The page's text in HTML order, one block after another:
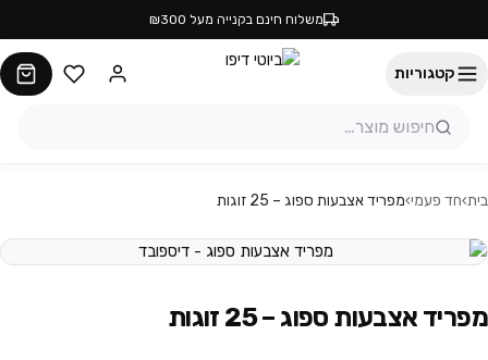
משלוח חינם בקנייה מעל ₪300
קטגוריות
בית›חד פעמי›מפריד אצבעות ספוג – 25 זוגות
מפריד אצבעות ספוג – 25 זוגות